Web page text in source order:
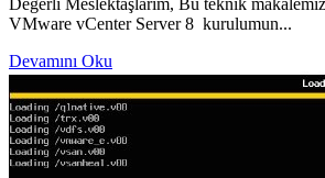
Değerli Meslektaşlarım, Bu teknik
VMware vCenter Server 8 kurulumun...
Devamını Oku